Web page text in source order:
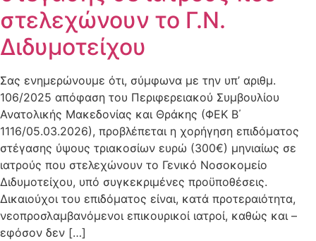
στελεχώνουν το Γ.Ν.
Διδυμοτείχου
Σας ενημερώνουμε ότι, σύμφωνα με την υπ’ αριθμ.
106/2025 απόφαση του Περιφερειακού Συμβουλίου
Ανατολικής Μακεδονίας και Θράκης (ΦΕΚ Β΄
1116/05.03.2026), προβλέπεται η χορήγηση επιδόματος
στέγασης ύψους τριακοσίων ευρώ (300€) μηνιαίως σε
ιατρούς που στελεχώνουν το Γενικό Νοσοκομείο
Διδυμοτείχου, υπό συγκεκριμένες προϋποθέσεις.
Δικαιούχοι του επιδόματος είναι, κατά προτεραιότητα,
νεοπροσλαμβανόμενοι επικουρικοί ιατροί, καθώς και –
εφόσον δεν […]